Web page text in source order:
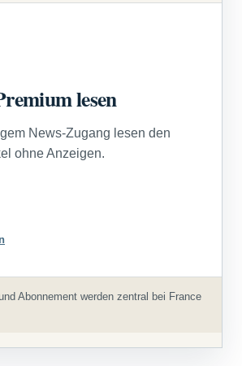
lesen
News-Zugang lesen den
ohne Anzeigen.
Abonnement werden zentral bei France